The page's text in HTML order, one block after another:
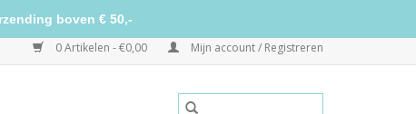
0 Artikelen - €0,00 Mijn account / Registreren
boven € 50,-